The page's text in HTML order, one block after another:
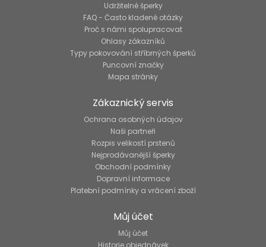
Udržitelné šperky
FAQ - Často kladené otázky
Proč s námi spolupracovat
Ohlasy zákazníků
Typy pokovování stříbrných šperků
Puncovní značky
Mapa stránky
Zákaznický servis
Ochrana osobných údajov
Naši partneři
Rozpis velikostí prstenů
Nejprodávanější šperky
Obchodní podmínky
Dopravní informace
Platební podmínky a vrácení zboží
Můj účet
Můj účet
Historie objednávek